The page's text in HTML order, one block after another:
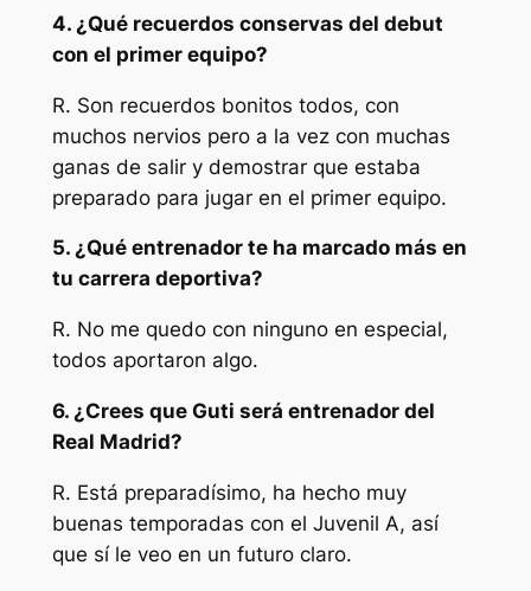
4. ¿Qué recuerdos conservas del debut
con el primer equipo?
R. Son recuerdos bonitos todos, con
muchos nervios pero a la vez con muchas
ganas de salir y demostrar que estaba
preparado para jugar en el primer equipo.
5. ¿Qué entrenador te ha marcado más en
tu carrera deportiva?
R. No me quedo con ninguno en especial,
todos aportaron algo.
6. ¿Crees que Guti será entrenador del
Real Madrid?
R. Está preparadísimo, ha hecho muy
buenas temporadas con el Juvenil A, así
que sí le veo en un futuro claro.